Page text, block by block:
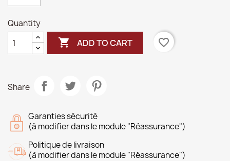
Quantity
 ADD TO CART favorite_border
Share
Garanties sécurité
(à modifier dans le module "Réassurance")
Politique de livraison
(à modifier dans le module "Réassurance")